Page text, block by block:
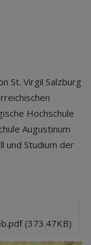
St. Virgil Salzburg
Hochschule
Augustinum
und Studium der
(373.47KB)